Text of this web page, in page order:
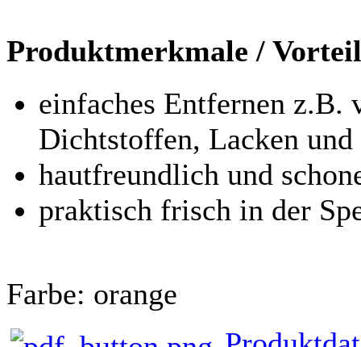
Produktmerkmale /
einfaches Entfernen z.B.
Dichtstoffen, Lacken
hautfreundlich und
praktisch frisch in der
Farbe: orange